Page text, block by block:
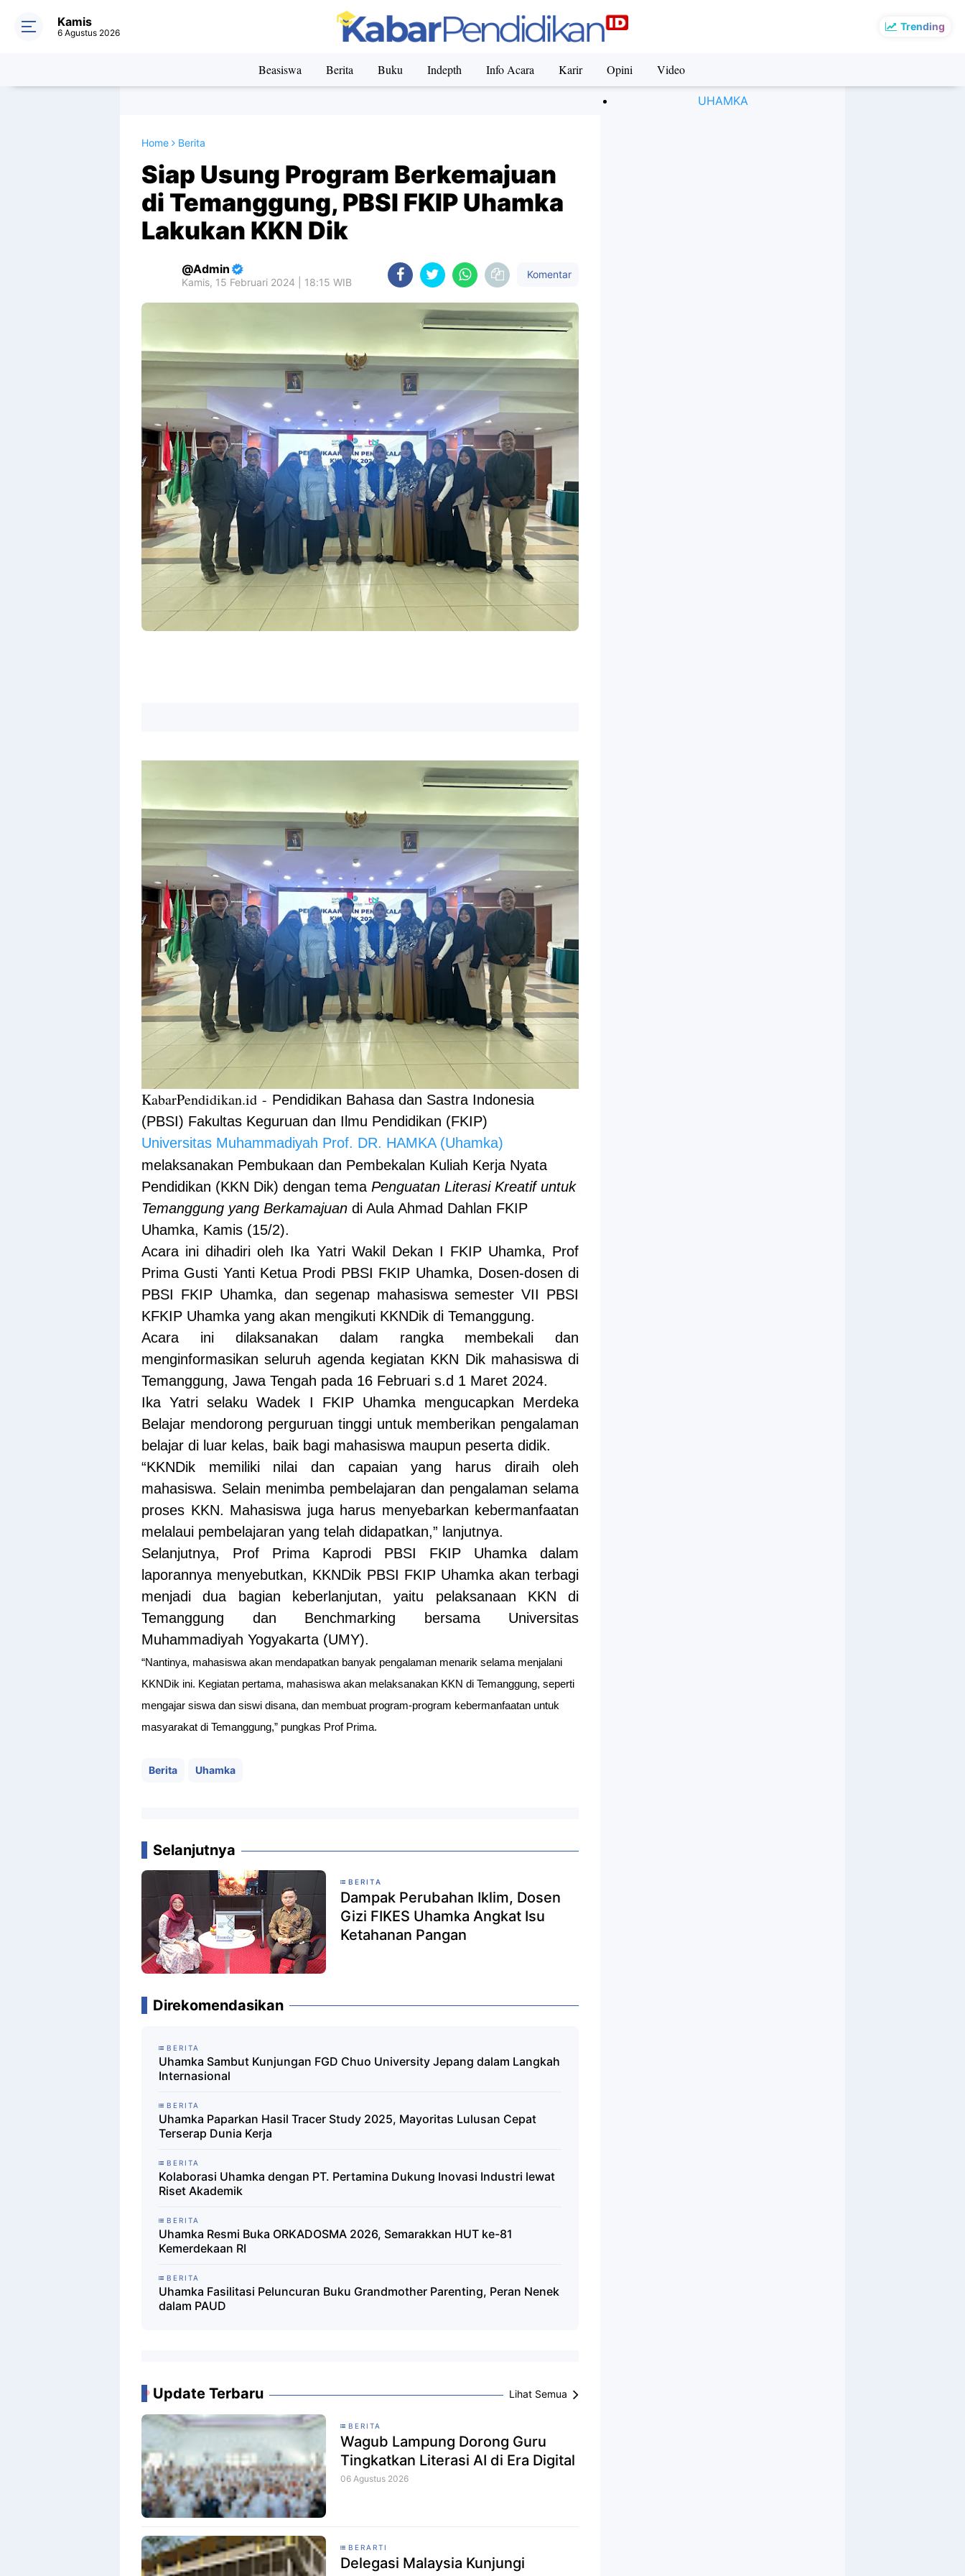
Trending
Kamis
6 Agustus 2026
Beasiswa Berita Buku Indepth Info Acara Karir Opini Video
Home Berita
Siap Usung Program Berkemajuan
di Temanggung, PBSI FKIP Uhamka
Lakukan KKN Dik
Admin
Kamis, 15 Februari 2024 | 18:15 WIB
Komentar
KabarPendidikan.id - Pendidikan Bahasa dan Sastra Indonesia
(PBSI) Fakultas Keguruan dan Ilmu Pendidikan (FKIP)
Universitas Muhammadiyah Prof. DR. HAMKA (Uhamka)
melaksanakan Pembukaan dan Pembekalan Kuliah Kerja Nyata
Pendidikan (KKN Dik) dengan tema Penguatan Literasi Kreatif untuk
Temanggung yang Berkamajuan di Aula Ahmad Dahlan FKIP
Uhamka, Kamis (15/2).
Acara ini dihadiri oleh Ika Yatri Wakil Dekan I FKIP Uhamka, Prof
Prima Gusti Yanti Ketua Prodi PBSI FKIP Uhamka, Dosen-dosen di
PBSI FKIP Uhamka, dan segenap mahasiswa semester VII PBSI
KFKIP Uhamka yang akan mengikuti KKNDik di Temanggung.
Acara ini dilaksanakan dalam rangka membekali dan
menginformasikan seluruh agenda kegiatan KKN Dik mahasiswa di
Temanggung, Jawa Tengah pada 16 Februari s.d 1 Maret 2024.
Ika Yatri selaku Wadek I FKIP Uhamka mengucapkan Merdeka
Belajar mendorong perguruan tinggi untuk memberikan pengalaman
belajar di luar kelas, baik bagi mahasiswa maupun peserta didik.
“KKNDik memiliki nilai dan capaian yang harus diraih oleh
mahasiswa. Selain menimba pembelajaran dan pengalaman selama
proses KKN. Mahasiswa juga harus menyebarkan kebermanfaatan
melalaui pembelajaran yang telah didapatkan,” lanjutnya.
Selanjutnya, Prof Prima Kaprodi PBSI FKIP Uhamka dalam
laporannya menyebutkan, KKNDik PBSI FKIP Uhamka akan terbagi
menjadi dua bagian keberlanjutan, yaitu pelaksanaan KKN di
Temanggung dan Benchmarking bersama Universitas
Muhammadiyah Yogyakarta (UMY).
“Nantinya, mahasiswa akan mendapatkan banyak pengalaman menarik selama menjalani
KKNDik ini. Kegiatan pertama, mahasiswa akan melaksanakan KKN di Temanggung, seperti
mengajar siswa dan siswi disana, dan membuat program-program kebermanfaatan untuk
masyarakat di Temanggung,” pungkas Prof Prima.
Berita Uhamka
Selanjutnya
BERITA
Dampak Perubahan Iklim, Dosen
Gizi FIKES Uhamka Angkat Isu
Ketahanan Pangan
Direkomendasikan
BERITA
Uhamka Sambut Kunjungan FGD Chuo University Jepang dalam Langkah
Internasional
BERITA
Uhamka Paparkan Hasil Tracer Study 2025, Mayoritas Lulusan Cepat
Terserap Dunia Kerja
BERITA
Kolaborasi Uhamka dengan PT. Pertamina Dukung Inovasi Industri lewat
Riset Akademik
BERITA
Uhamka Resmi Buka ORKADOSMA 2026, Semarakkan HUT ke-81
Kemerdekaan RI
BERITA
Uhamka Fasilitasi Peluncuran Buku Grandmother Parenting, Peran Nenek
dalam PAUD
Update Terbaru Lihat Semua
BERITA
Wagub Lampung Dorong Guru
Tingkatkan Literasi AI di Era Digital
06 Agustus 2026
BERARTI
Delegasi Malaysia Kunjungi
UHAMKA